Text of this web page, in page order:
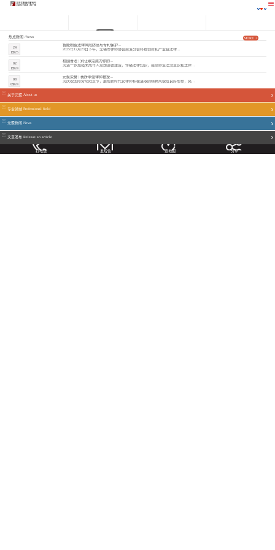
新闻业绩
热点新闻 /News
智能制造法律风险防范与专利保护...
2025年12月23日下午，无锡市律师协会梁溪分会科技创新和产业链法律...
12.
2025
24
校园普法 | 别让欺凌成为你的...
为进一步加强未成年人思想道德建设，传播法律知识，提高师生法治意识和法律...
12.
2024
02
元聚荣誉 | 我所李莹律师被授...
为庆祝国际劳动妇女节，展现新时代女律师积极进取的精神风貌及良好形象，充...
03.
2024
08
MORE +
关于元聚 About us
专业领域 Professional field
元聚新闻 News
文章发布 Release an article
打电话 发短信 查地图 分享